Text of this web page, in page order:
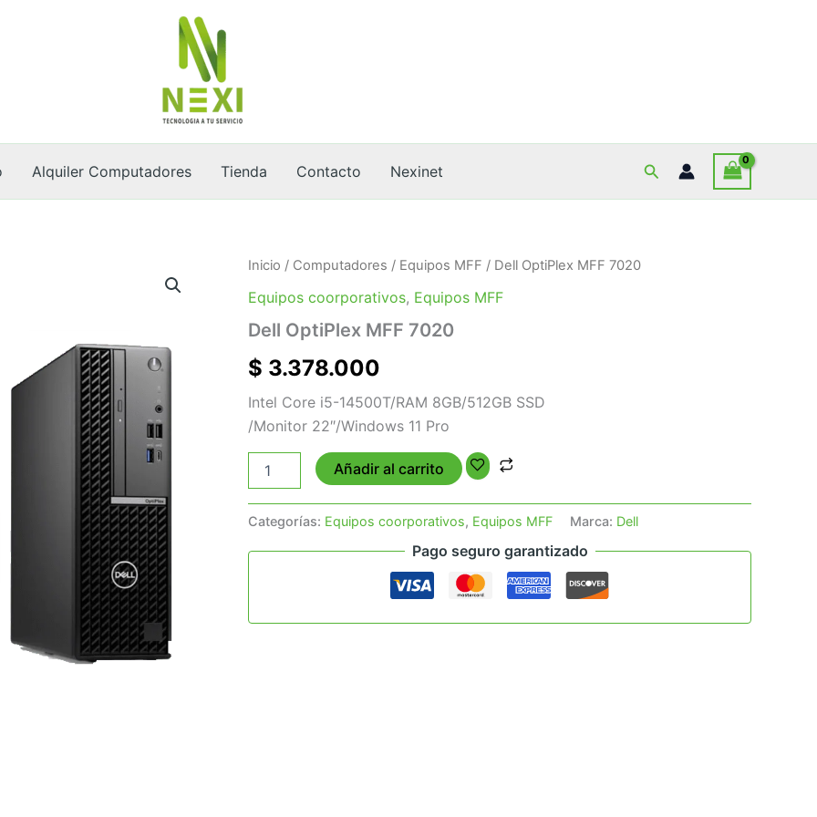
Alquiler Computadores Tienda Contacto Nexinet Buscar
Inicio / Computadores / Equipos MFF / Dell OptiPlex MFF 7020
Equipos coorporativos, Equipos MFF
Dell OptiPlex MFF 7020
$ 3.378.000
Intel Core i5-14500T/RAM 8GB/512GB SSD
/Monitor 22″/Windows 11 Pro
Dell
MFF
cantidad
Añadir al carrito
Categorías: Equipos coorporativos, Equipos MFF Marca: Dell
Pago seguro garantizado